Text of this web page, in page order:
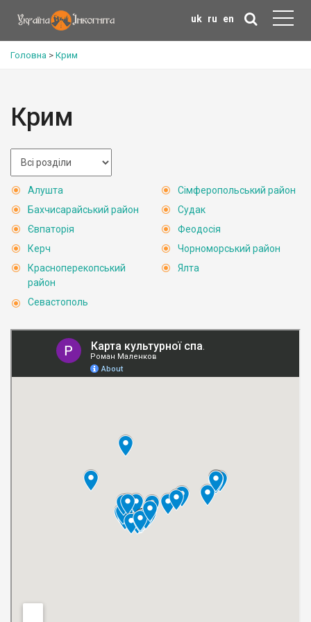
uk ru en
Головна > Крим
Крим
Алушта
Бахчисарайський район
Євпаторія
Керч
Красноперекопський
район
Севастополь
Сімферопольський район
Судак
Феодосія
Чорноморський район
Ялта